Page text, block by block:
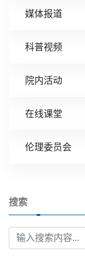
媒体报道
科普视频
院内活动
在线课堂
伦理委员会
搜索